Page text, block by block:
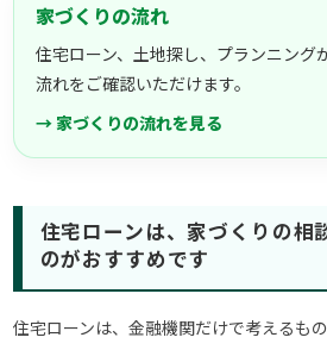
家づくりの流れ
住宅ローン、土地探し、プランニング
流れをご確認いただけます。
→ 家づくりの流れを見る
住宅ローンは、家づくりの相
のがおすすめです
住宅ローンは、金融機関だけで考えるも